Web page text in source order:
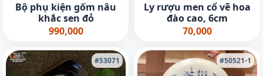
Bộ phụ kiện gốm nâu
khắc sen đỏ
990,000
Ly rượu men cổ vẽ hoa
đào cao, 6cm
70,000
#53071 #50521-1